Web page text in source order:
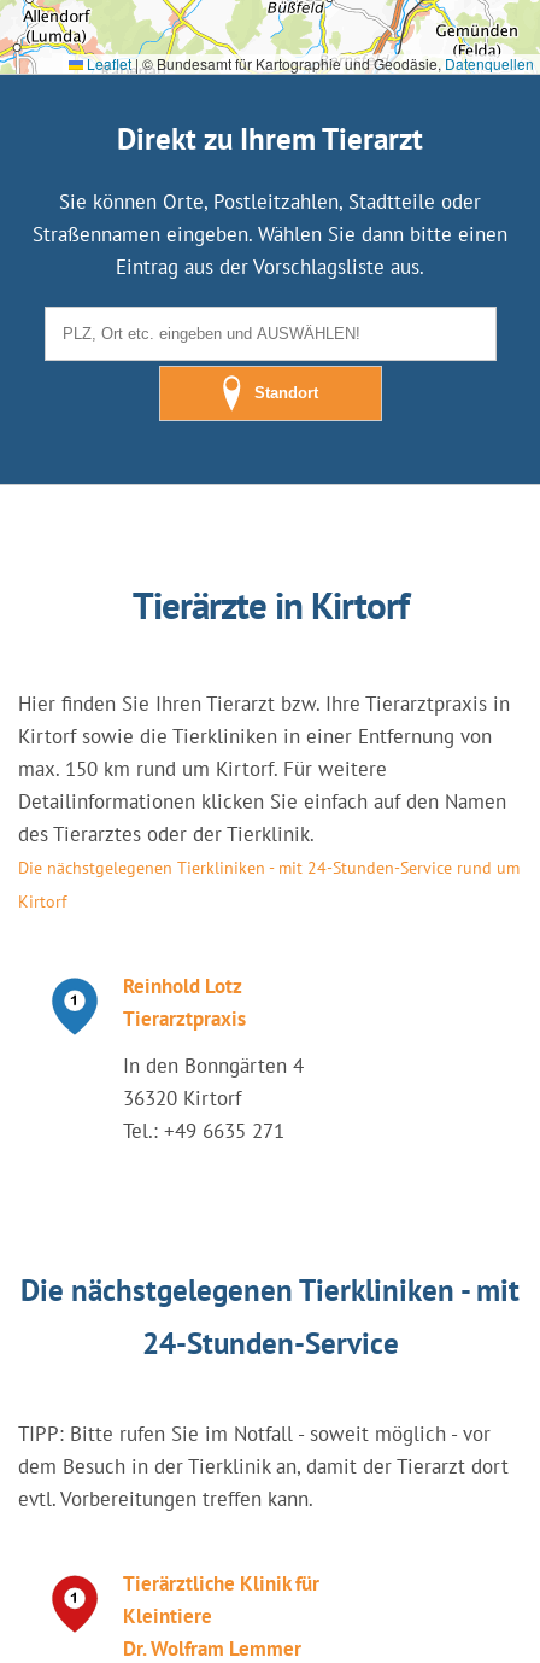
Leaflet|© Bundesamt für Kartographie und Geodäsie, Datenquellen
Direkt zu Ihrem Tierarzt
Sie können Orte, Postleitzahlen, Stadtteile oder
Straßennamen eingeben. Wählen Sie dann bitte einen
Eintrag aus der Vorschlagsliste aus.
Standort
Tierärzte in Kirtorf
Hier finden Sie Ihren Tierarzt bzw. Ihre Tierarztpraxis in
Kirtorf sowie die Tierkliniken in einer Entfernung von
max. 150 km rund um Kirtorf. Für weitere
Detailinformationen klicken Sie einfach auf den Namen
des Tierarztes oder der Tierklinik.
Die nächstgelegenen Tierkliniken - mit 24-Stunden-Service rund um
Kirtorf
Reinhold Lotz
Tierarztpraxis
In den Bonngärten 4
36320 Kirtorf
Tel.: +49 6635 271
Die nächstgelegenen Tierkliniken - mit
24-Stunden-Service
TIPP: Bitte rufen Sie im Notfall - soweit möglich - vor
dem Besuch in der Tierklinik an, damit der Tierarzt dort
evtl. Vorbereitungen treffen kann.
Tierärztliche Klinik für
Kleintiere
Dr. Wolfram Lemmer